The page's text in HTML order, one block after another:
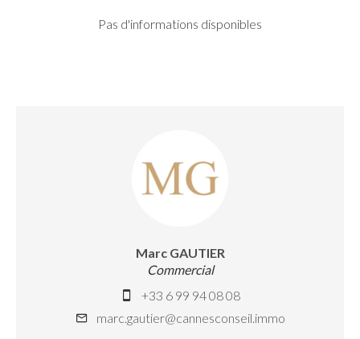
Pas d'informations disponibles
Marc GAUTIER
Commercial
+33 6 99 94 08 08
marc.gautier@cannesconseil.immo